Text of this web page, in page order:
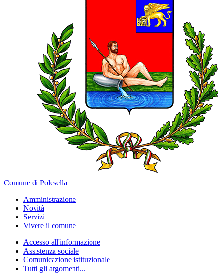
Comune di Polesella
Amministrazione
Novità
Servizi
Vivere il comune
Accesso all'informazione
Assistenza sociale
Comunicazione istituzionale
Tutti gli argomenti...